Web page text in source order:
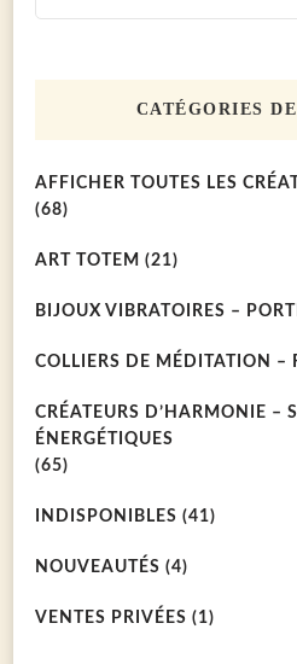
CATÉGORIES
AFFICHER TOUTES LES
(68)
ART TOTEM (21)
BIJOUX VIBRATOIRES –
COLLIERS DE MÉDITATION –
CRÉATEURS D’HARMONIE –
ÉNERGÉTIQUES
(65)
INDISPONIBLES (41)
NOUVEAUTÉS (4)
VENTES PRIVÉES (1)